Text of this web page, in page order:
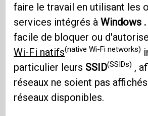
faire le travail en utilisant les
services intégrés àWindows .
facile de bloquer ou
Wi-Fi natifs(native Wi-Fi networks)
particulier leurs SSID(SSIDs) ,
réseaux ne soient pas
réseaux disponibles.